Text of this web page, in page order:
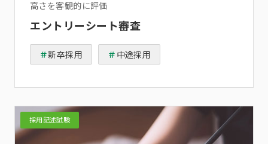
高さを客観的に評価
エントリーシート審査
新卒採用 中途採用
採用記述試験